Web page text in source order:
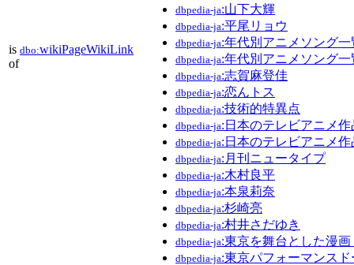
is dbo:wikiPageWikiLink
of
dbpedia-ja:山下大輝
dbpedia-ja:平尾リョウ
dbpedia-ja:年代別アニメソング
dbpedia-ja:年代別アニメソング
dbpedia-ja:志賀麻登佳
dbpedia-ja:恋んトス
dbpedia-ja:技術的特異点
dbpedia-ja:日本のテレビアニメ
dbpedia-ja:日本のテレビアニメ
dbpedia-ja:月刊ニュータイプ
dbpedia-ja:木村良平
dbpedia-ja:本泉莉奈
dbpedia-ja:杉崎亮
dbpedia-ja:村井さだゆき
dbpedia-ja:東京を舞台とした漫
dbpedia-ja:東京パフォーマンスド